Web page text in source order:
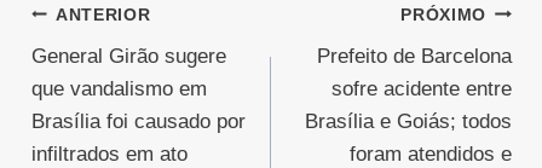
Navegação
de
Post
ANTERIOR
General Girão sugere
que vandalismo em
Brasília foi causado por
infiltrados em ato
PRÓXIMO
Prefeito de Barcelona
sofre acidente entre
Brasília e Goiás; todos
foram atendidos e